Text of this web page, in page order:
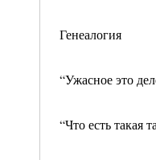
Генеалогия
“Ужасное это
“Что есть такая